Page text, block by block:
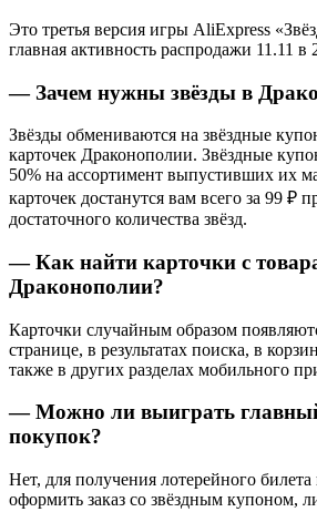
Это третья версия игры AliExpress
главная активность распродажи 11.11 в
— Зачем нужны звёзды в
Звёзды обмениваются на звёздные
карточек Драконополии. Звёздные
50% на ассортимент выпустивших их
карточек достанутся вам всего за 99 ₽
достаточного количества звёзд.
— Как найти карточки с
Драконополии?
Карточки случайным образом
странице, в результатах поиска, в
также в других разделах мобильного
— Можно ли выиграть
покупок?
Нет, для получения лотерейного
оформить заказ со звёздным купоном,